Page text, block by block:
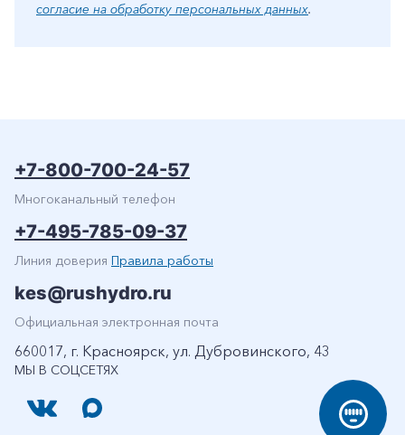
согласие на обработку персональных данных.
МЫ В СОЦСЕТЯХ
+7-800-700-24-57
Многоканальный телефон
+7-495-785-09-37
Линия доверия Правила работы
kes@rushydro.ru
Официальная электронная почта
660017, г. Красноярск, ул. Дубровинского, 43